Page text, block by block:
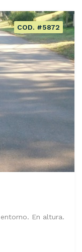
COD. #5872
En altura.